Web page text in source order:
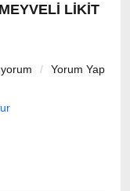
LIKIT
/ Yorum Yap